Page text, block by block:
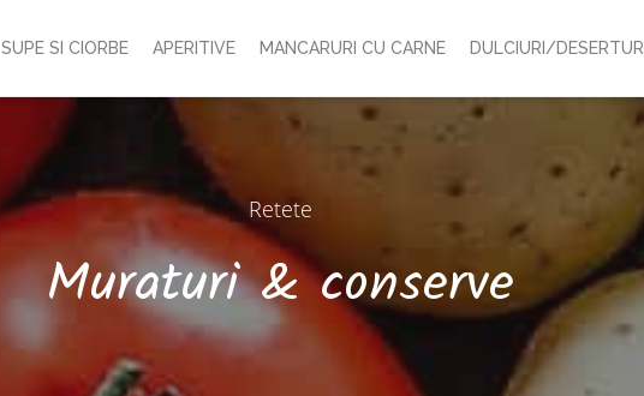
SUPE SI CIORBE APERITIVE MANCARURI CU CARNE DULCIURI/DESERTURI
Retete
Muraturi & conserve